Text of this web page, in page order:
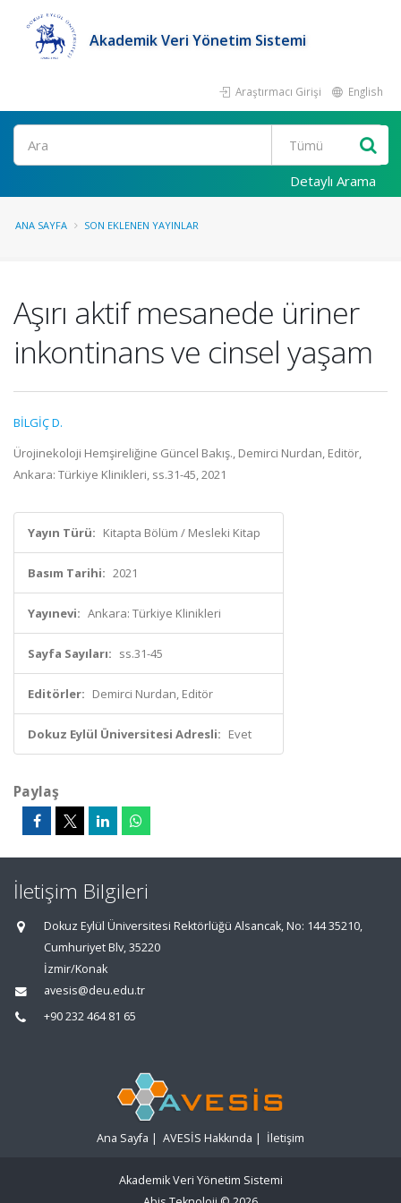
Akademik Veri Yönetim Sistemi
Araştırmacı Girişi English
Ara
Detaylı Arama
ANA SAYFA SON EKLENEN YAYINLAR
Aşırı aktif mesanede üriner
inkontinans ve cinsel yaşam
BİLGİÇ D.
Ürojinekoloji Hemşireliğine Güncel Bakış., Demirci Nurdan, Editör,
Ankara: Türkiye Klinikleri, ss.31-45, 2021
Yayın Türü: Kitapta Bölüm / Mesleki Kitap
Basım Tarihi: 2021
Yayınevi: Ankara: Türkiye Klinikleri
Sayfa Sayıları: ss.31-45
Editörler: Demirci Nurdan, Editör
Dokuz Eylül Üniversitesi Adresli: Evet
Paylaş
İletişim Bilgileri
Dokuz Eylül Üniversitesi Rektörlüğü Alsancak, No: 144 35210,
Cumhuriyet Blv, 35220
İzmir/Konak
avesis@deu.edu.tr
+90 232 464 81 65
Ana Sayfa | AVESİS Hakkında | İletişim
Akademik Veri Yönetim Sistemi